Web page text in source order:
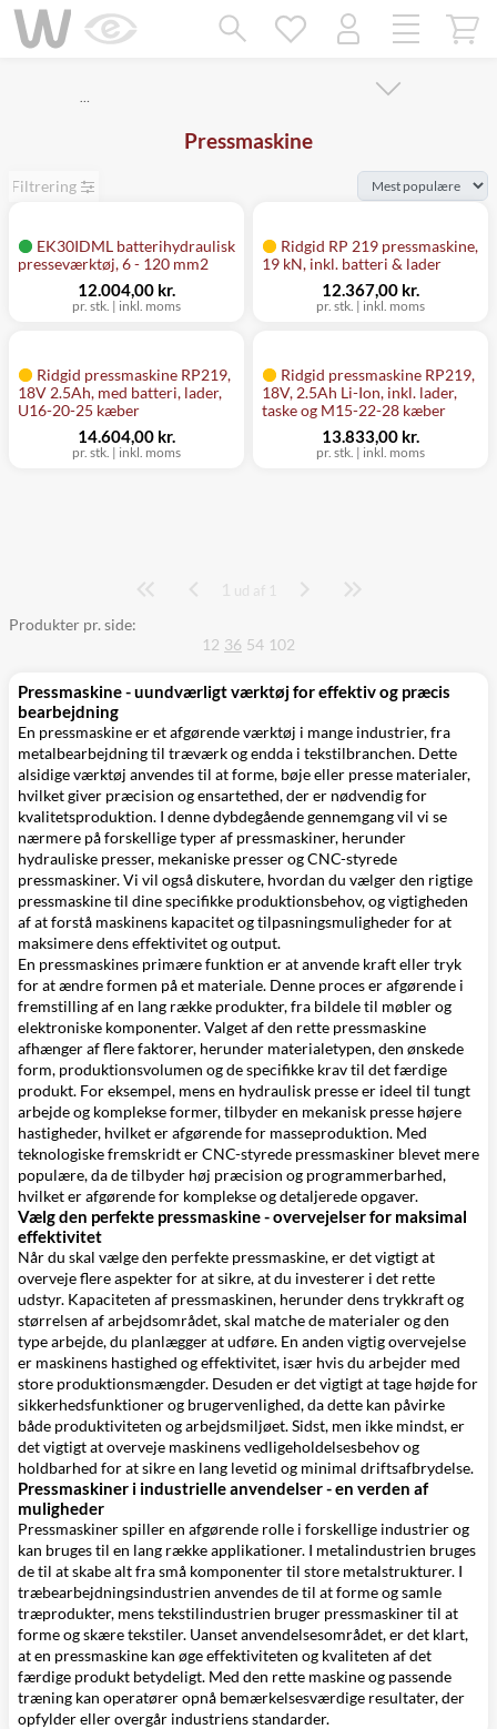
…
Pressmaskine
Filtrering
EK30IDML batterihydraulisk
presseværktøj, 6 - 120 mm2
pr. stk. | inkl. moms
12.004,00 kr.
Ridgid RP 219 pressmaskine,
19 kN, inkl. batteri & lader
pr. stk. | inkl. moms
12.367,00 kr.
Ridgid pressmaskine RP219,
18V 2.5Ah, med batteri, lader,
U16-20-25 kæber
pr. stk. | inkl. moms
14.604,00 kr.
Ridgid pressmaskine RP219,
18V, 2.5Ah Li-Ion, inkl. lader,
taske og M15-22-28 kæber
pr. stk. | inkl. moms
13.833,00 kr.
Side
1 ud af 1
Produkter pr. side:
12 36 54 102
Pressmaskine - uundværligt værktøj for effektiv og præcis
bearbejdning
En pressmaskine er et afgørende værktøj i mange industrier, fra
metalbearbejdning til træværk og endda i tekstilbranchen. Dette
alsidige værktøj anvendes til at forme, bøje eller presse materialer,
hvilket giver præcision og ensartethed, der er nødvendig for
kvalitetsproduktion. I denne dybdegående gennemgang vil vi se
nærmere på forskellige typer af pressmaskiner, herunder
hydrauliske presser, mekaniske presser og CNC-styrede
pressmaskiner. Vi vil også diskutere, hvordan du vælger den rigtige
pressmaskine til dine specifikke produktionsbehov, og vigtigheden
af at forstå maskinens kapacitet og tilpasningsmuligheder for at
maksimere dens effektivitet og output.
En pressmaskines primære funktion er at anvende kraft eller tryk
for at ændre formen på et materiale. Denne proces er afgørende i
fremstilling af en lang række produkter, fra bildele til møbler og
elektroniske komponenter. Valget af den rette pressmaskine
afhænger af flere faktorer, herunder materialetypen, den ønskede
form, produktionsvolumen og de specifikke krav til det færdige
produkt. For eksempel, mens en hydraulisk presse er ideel til tungt
arbejde og komplekse former, tilbyder en mekanisk presse højere
hastigheder, hvilket er afgørende for masseproduktion. Med
teknologiske fremskridt er CNC-styrede pressmaskiner blevet mere
populære, da de tilbyder høj præcision og programmerbarhed,
hvilket er afgørende for komplekse og detaljerede opgaver.
Vælg den perfekte pressmaskine - overvejelser for maksimal
effektivitet
Når du skal vælge den perfekte pressmaskine, er det vigtigt at
overveje flere aspekter for at sikre, at du investerer i det rette
udstyr. Kapaciteten af pressmaskinen, herunder dens trykkraft og
størrelsen af arbejdsområdet, skal matche de materialer og den
type arbejde, du planlægger at udføre. En anden vigtig overvejelse
er maskinens hastighed og effektivitet, især hvis du arbejder med
store produktionsmængder. Desuden er det vigtigt at tage højde for
sikkerhedsfunktioner og brugervenlighed, da dette kan påvirke
både produktiviteten og arbejdsmiljøet. Sidst, men ikke mindst, er
det vigtigt at overveje maskinens vedligeholdelsesbehov og
holdbarhed for at sikre en lang levetid og minimal driftsafbrydelse.
Pressmaskiner i industrielle anvendelser - en verden af
muligheder
Pressmaskiner spiller en afgørende rolle i forskellige industrier og
kan bruges til en lang række applikationer. I metalindustrien bruges
de til at skabe alt fra små komponenter til store metalstrukturer. I
træbearbejdningsindustrien anvendes de til at forme og samle
træprodukter, mens tekstilindustrien bruger pressmaskiner til at
forme og skære tekstiler. Uanset anvendelsesområdet, er det klart,
at en pressmaskine kan øge effektiviteten og kvaliteten af det
færdige produkt betydeligt. Med den rette maskine og passende
træning kan operatører opnå bemærkelsesværdige resultater, der
opfylder eller overgår industriens standarder.
Mangler chatten?
Ret samtykke!